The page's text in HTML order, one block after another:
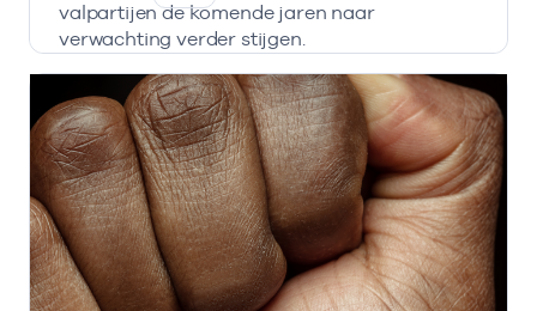
valpartijen de komende jaren naar
verwachting verder stijgen.